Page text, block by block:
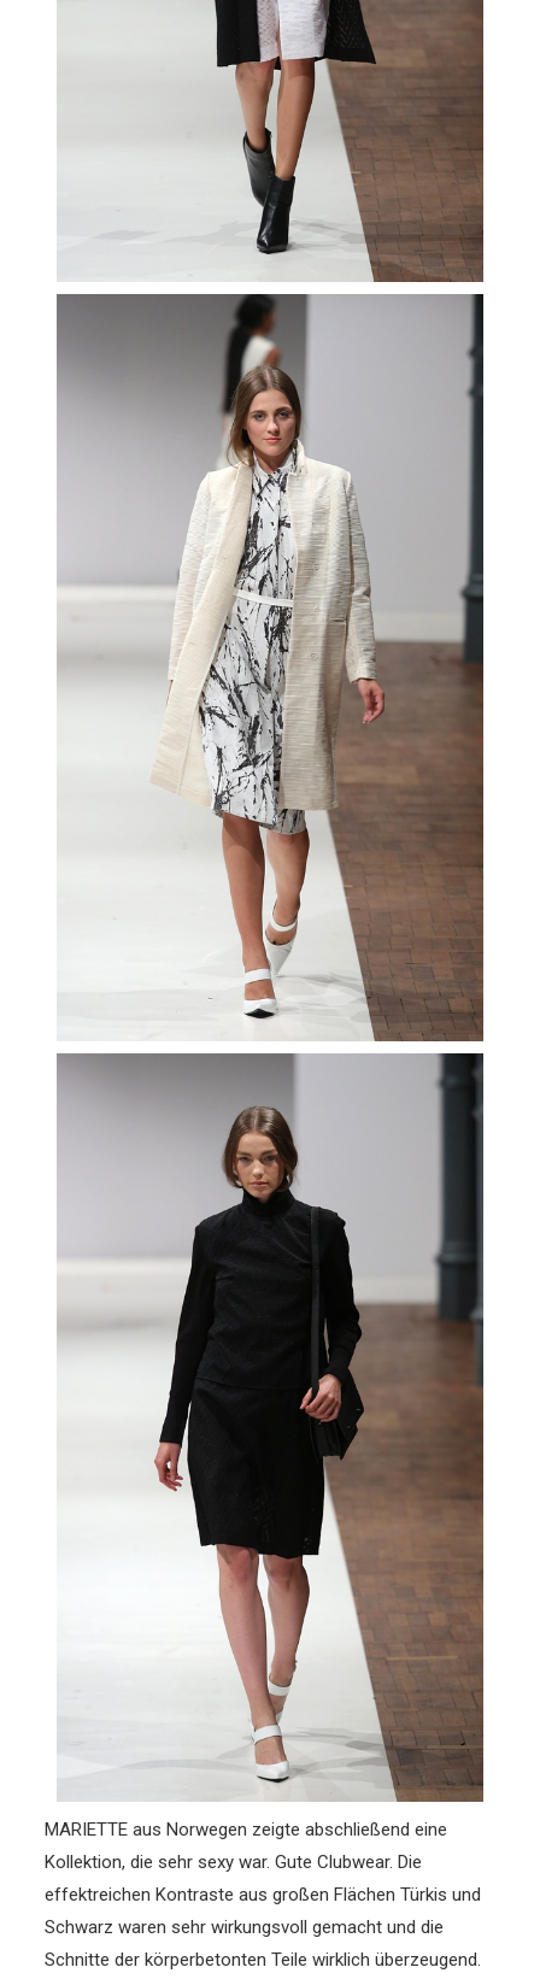
MARIETTE aus Norwegen zeigte abschließend eine
Kollektion, die sehr sexy war. Gute Clubwear. Die
effektreichen Kontraste aus großen Flächen Türkis und
Schwarz waren sehr wirkungsvoll gemacht und die
Schnitte der körperbetonten Teile wirklich überzeugend.